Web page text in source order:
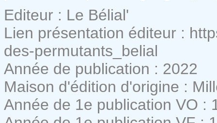
Editeur : Le Bélial'
Lien présentation éditeur :
des-permutants_belial
Année de publication : 2022
Maison d'édition d'origine :
Année de 1e publication VO :